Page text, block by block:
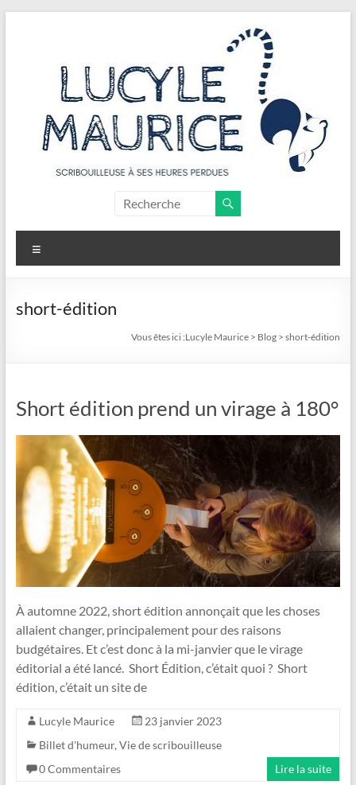
Maurice
Scribouilleuse
ses
short-édition
Vous êtes ici :Lucyle Maurice > Blog >short-édition
Short édition prend un virage à 180°
À automne 2022, short édition annonçait que les choses
allaient changer, principalement pour des raisons
budgétaires. Et c’est donc à la mi-janvier que le virage
éditorial a été lancé. Short Édition, c’était quoi ? Short
édition, c’était un site de
Lucyle Maurice
23 janvier 2023
Billet d'humeur, Vie de scribouilleuse
0 Commentaires
Lire la suite